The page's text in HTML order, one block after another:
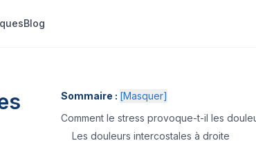
Blog
Sommaire : [Masquer]
Comment le stress provoque-t-il les
Les douleurs intercostales à droite